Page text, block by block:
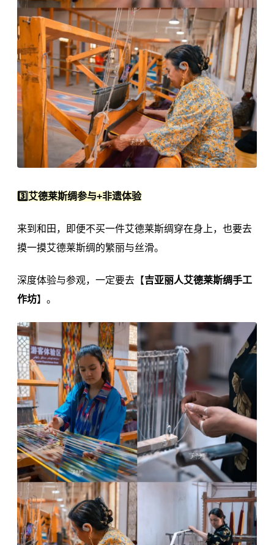
3️⃣艾德莱斯绸参与+非遗体验
来到和田，即便不买一件艾德莱斯绸穿在身上，也要去
摸一摸艾德莱斯绸的繁丽与丝滑。
深度体验与参观，一定要去【吉亚丽人艾德莱斯绸手工
作坊‌】。